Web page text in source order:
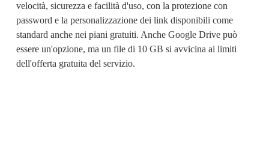
velocità, sicurezza e facilità d'uso, con la protezione con
password e la personalizzazione dei link disponibili come
standard anche nei piani gratuiti. Anche Google Drive può
essere un'opzione, ma un file di 10 GB si avvicina ai limiti
dell'offerta gratuita del servizio.